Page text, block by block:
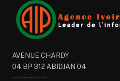
AVENUE CHARDY
04 BP 312 ABIDJAN 04
------------